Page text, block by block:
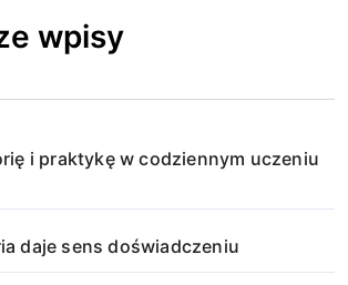
wpisy
i praktykę w codziennym uczeniu
daje sens doświadczeniu